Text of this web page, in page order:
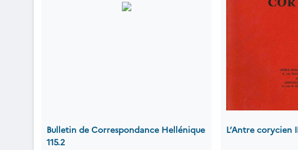
Bulletin de Correspondance Hellénique
115.2
L’Antre corycien